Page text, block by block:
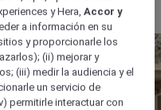
y Hera,Accor y
a información en su
y proporcionarle los
(ii) mejorar y
(iii) medir la audiencia y el
un servicio de
permitirle interactuar con